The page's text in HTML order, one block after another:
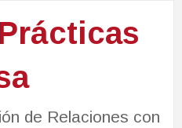
de Relaciones con